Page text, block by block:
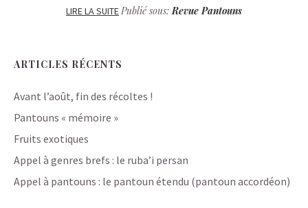
LIRE LA SUITEPublié sous:Revue Pantouns
ARTICLES RÉCENTS
Avant l’août, fin des récoltes !
Pantouns « mémoire »
Fruits exotiques
Appel à genres brefs : le ruba’i persan
Appel à pantouns : le pantoun étendu (pantoun accordéon)